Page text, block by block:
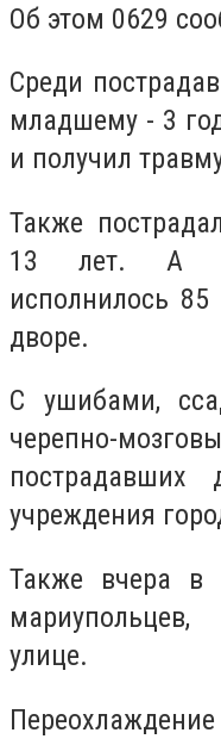
Об этом 0629
Среди
младшему - 3
и получил
Также
13 лет. А
исполнилось
дворе.
С ушибами,
черепно-
пострадавших
учреждения
Также вчера в
улице.